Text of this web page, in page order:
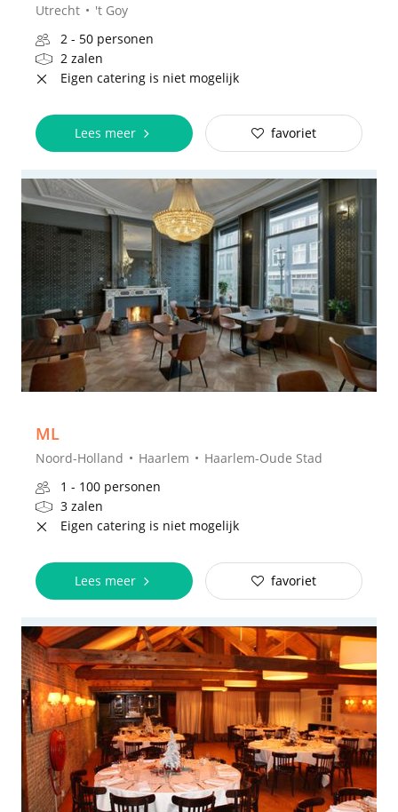
Utrecht
't Goy
2 - 50 personen
2 zalen
Eigen catering is niet mogelijk
Lees meer favoriet
ML
Noord-Holland Haarlem
Haarlem-Oude Stad
1 - 100 personen
3 zalen
Eigen catering is niet mogelijk
Lees meer favoriet